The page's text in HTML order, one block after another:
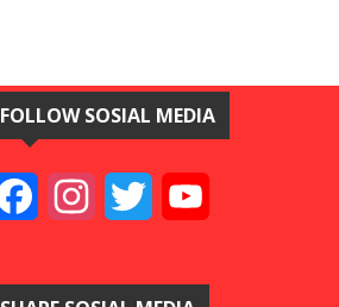
FOLLOW SOSIAL MEDIA
FacebookInstagramTwitter